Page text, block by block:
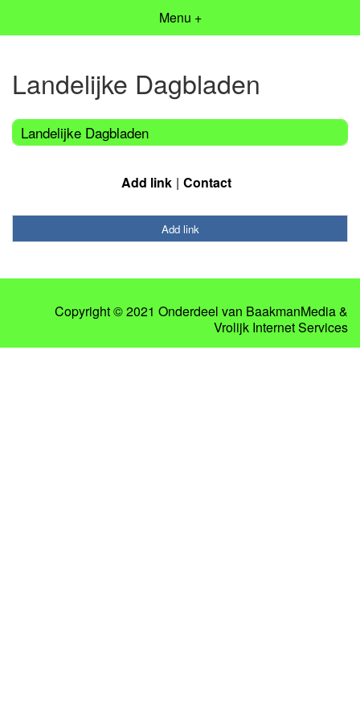
Menu +
Landelijke Dagbladen
Landelijke Dagbladen
Add link Contact
Add link
Copyright © 2021 Onderdeel van BaakmanMedia&
Vrolijk Internet Services